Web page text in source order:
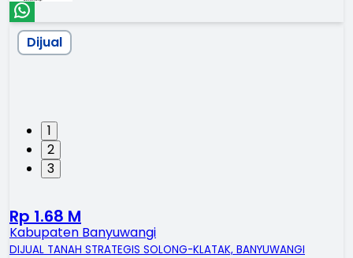
1
2
3
Dijual
Rp 1.68 M
Kabupaten Banyuwangi
DIJUAL TANAH STRATEGIS SOLONG-KLATAK, BANYUWANGI